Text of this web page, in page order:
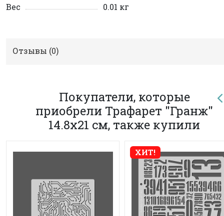
Вес
0.01 кг
Отзывы (0)
Покупатели, которые
приобрели Трафарет "Гранж"
14.8х21 см, также купили
ХИТ!